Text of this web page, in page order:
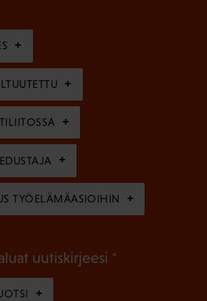
l
i
n
e
n
)
TYÖELÄMÄASIOIHIN
uutiskirjeesi